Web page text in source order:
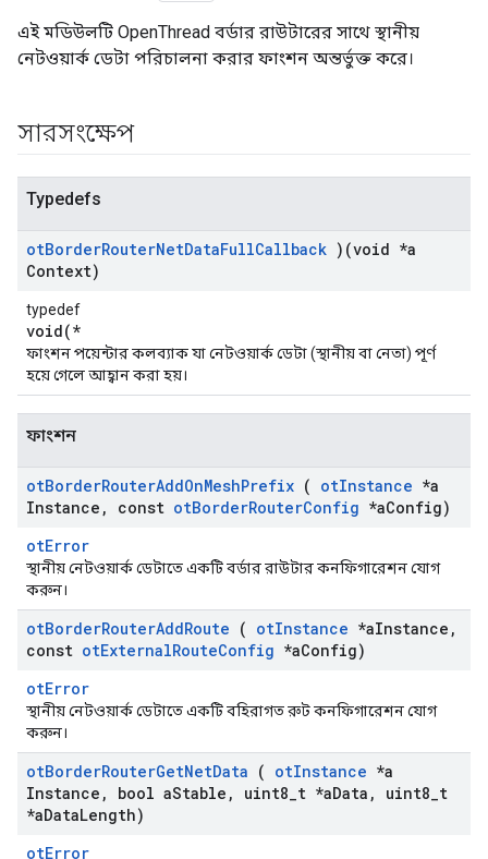
এই মডিউলটি OpenThread বর্ডার রাউটারের সাথে স্থানীয়
নেটওয়ার্ক ডেটা পরিচালনা করার ফাংশন অন্তর্ভুক্ত করে।
সারসংক্ষেপ
Typedefs
otBorderRouterNetDataFullCallback )(void *a
Context)
typedef
void(*
ফাংশন পয়েন্টার কলব্যাক যা নেটওয়ার্ক ডেটা (স্থানীয় বা নেতা) পূর্ণ
হয়ে গেলে আহ্বান করা হয়।
ফাংশন
otBorderRouterAddOnMeshPrefix ( otInstance *a
Instance , const otBorderRouterConfig *aConfig)
otError
স্থানীয় নেটওয়ার্ক ডেটাতে একটি বর্ডার রাউটার কনফিগারেশন যোগ
করুন।
otBorderRouterAddRoute ( otInstance *aInstance ,
const otExternalRouteConfig *aConfig)
otError
স্থানীয় নেটওয়ার্ক ডেটাতে একটি বহিরাগত রুট কনফিগারেশন যোগ
করুন।
otBorderRouterGetNetData ( otInstance *a
Instance , bool aStable , uint8 t *aData , uint8 t
*aDataLength)
otError